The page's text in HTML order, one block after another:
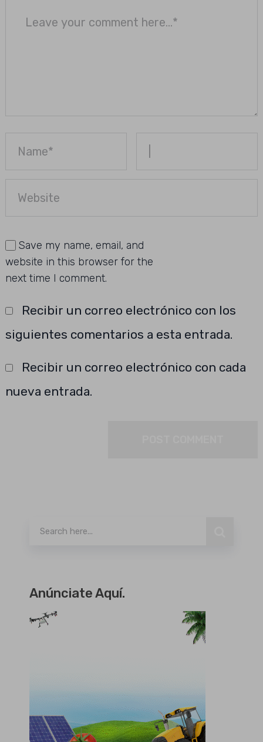
Save my name, email, and
website in this browser for the
next time I comment.
Recibir un correo electrónico con los
siguientes comentarios a esta entrada.
Recibir un correo electrónico con cada
nueva entrada.
Anúnciate Aquí.